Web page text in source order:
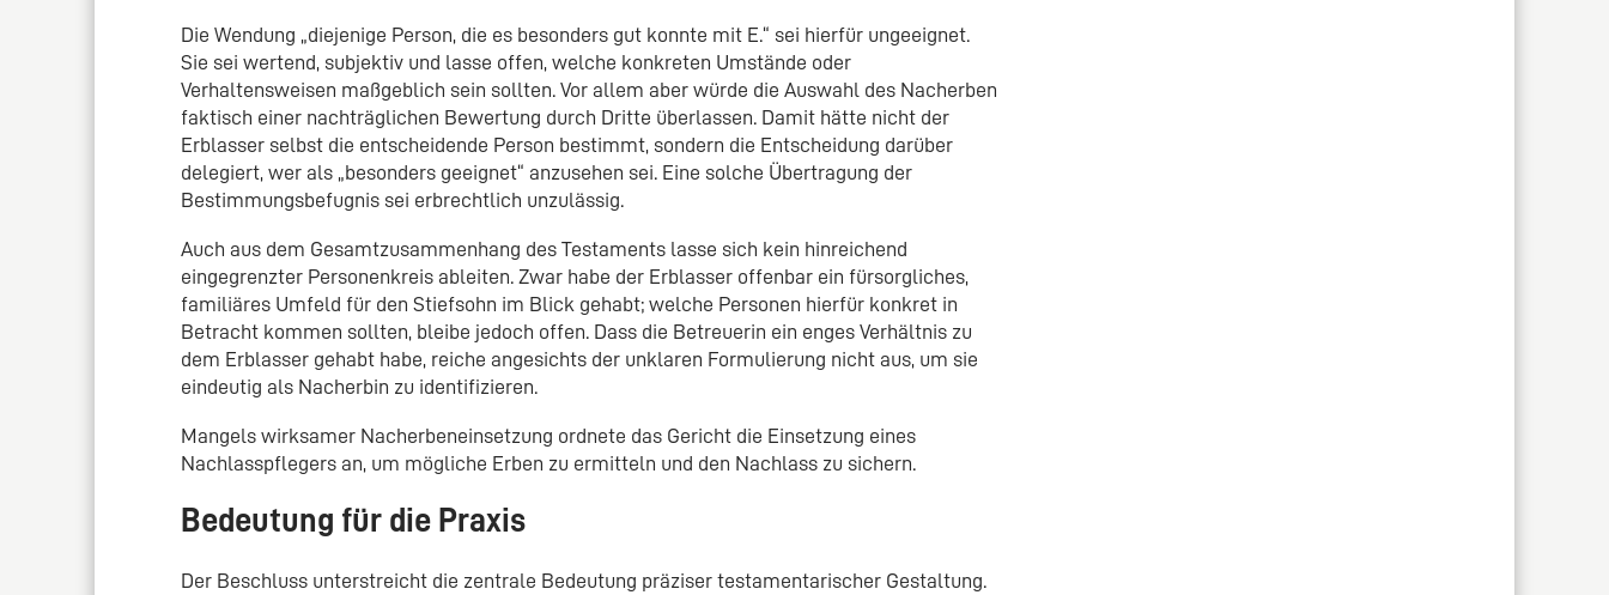
Die Wendung „diejenige Person, die es besonders gut konnte mit E.“ sei hierfür ungeeignet.
Sie sei wertend, subjektiv und lasse offen, welche konkreten Umstände oder
Verhaltensweisen maßgeblich sein sollten. Vor allem aber würde die Auswahl des Nacherben
faktisch einer nachträglichen Bewertung durch Dritte überlassen. Damit hätte nicht der
Erblasser selbst die entscheidende Person bestimmt, sondern die Entscheidung darüber
delegiert, wer als „besonders geeignet“ anzusehen sei. Eine solche Übertragung der
Bestimmungsbefugnis sei erbrechtlich unzulässig.
Auch aus dem Gesamtzusammenhang des Testaments lasse sich kein hinreichend
eingegrenzter Personenkreis ableiten. Zwar habe der Erblasser offenbar ein fürsorgliches,
familiäres Umfeld für den Stiefsohn im Blick gehabt; welche Personen hierfür konkret in
Betracht kommen sollten, bleibe jedoch offen. Dass die Betreuerin ein enges Verhältnis zu
dem Erblasser gehabt habe, reiche angesichts der unklaren Formulierung nicht aus, um sie
eindeutig als Nacherbin zu identifizieren.
Mangels wirksamer Nacherbeneinsetzung ordnete das Gericht die Einsetzung eines
Nachlasspflegers an, um mögliche Erben zu ermitteln und den Nachlass zu sichern.
Bedeutung für die Praxis
Der Beschluss unterstreicht die zentrale Bedeutung präziser testamentarischer Gestaltung.